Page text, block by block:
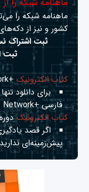
ماهنامه شبکه را
کشور و نیز از
ثبت اشتراک
ثبت
کتاب الکترونیک+Network راهنمای شبکه‌ها
برای دانلود
فارسی +Network
کتاب الکترونیک
اگر قصد
پیش‌زمینه‌ای